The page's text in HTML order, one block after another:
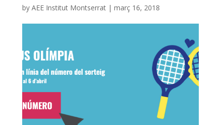
by AEE Institut Montserrat| març 16, 2018